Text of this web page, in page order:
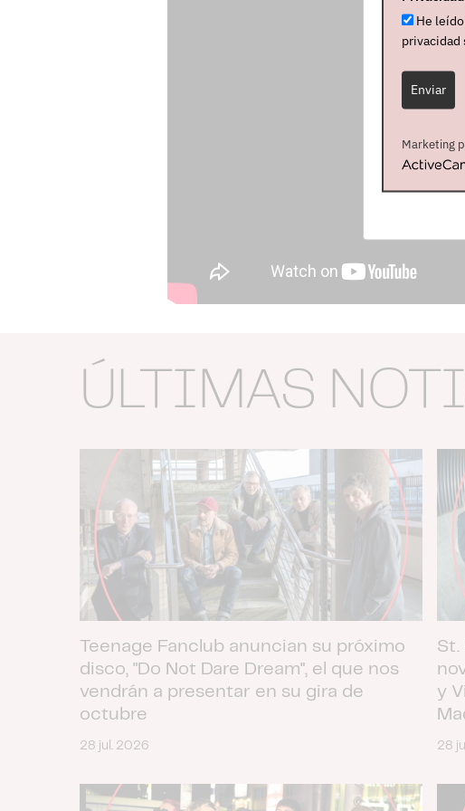
ÚLTIMAS
Teenage Fanclub anuncian su próximo
disco, "Do Not Dare Dream", el que nos
vendrán a presentar en su gira de
octubre
28 jul. 2026
St.
y
28
He
privacidad
Enviar
Marketing